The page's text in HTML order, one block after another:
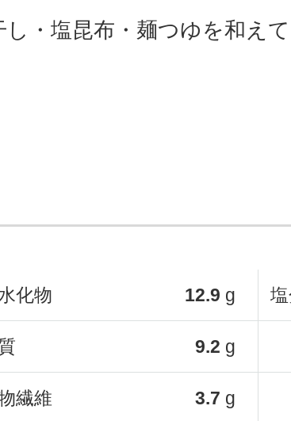
・塩昆布・麺つゆを和え
化物 12.9 g
9.2 g
繊維 3.7 g